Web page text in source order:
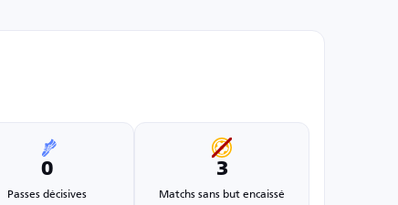
0
Passes décisives
3
Matchs sans but encaissé